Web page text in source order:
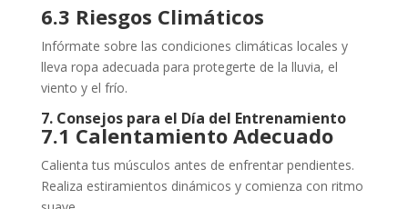
6.3 Riesgos Climáticos
Infórmate sobre las condiciones climáticas locales y
lleva ropa adecuada para protegerte de la lluvia, el
viento y el frío.
7. Consejos para el Día del Entrenamiento
7.1 Calentamiento Adecuado
Calienta tus músculos antes de enfrentar pendientes.
Realiza estiramientos dinámicos y comienza con ritmo